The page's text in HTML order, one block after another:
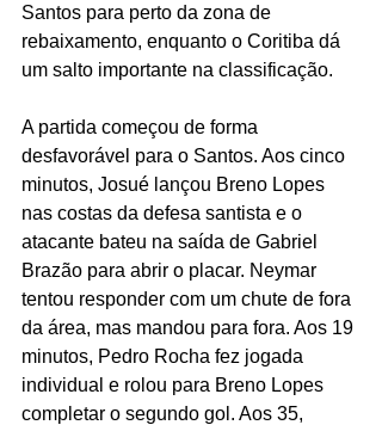
Santos para perto da zona de
rebaixamento, enquanto o Coritiba dá
um salto importante na classificação.
A partida começou de forma
desfavorável para o Santos. Aos cinco
minutos, Josué lançou Breno Lopes
nas costas da defesa santista e o
atacante bateu na saída de Gabriel
Brazão para abrir o placar. Neymar
tentou responder com um chute de fora
da área, mas mandou para fora. Aos 19
minutos, Pedro Rocha fez jogada
individual e rolou para Breno Lopes
completar o segundo gol. Aos 35,